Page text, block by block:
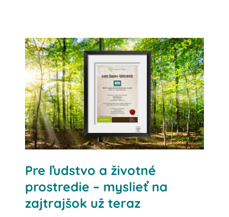
SELBST EINEN BAUM PFLANZEN
Pre ľudstvo a životné
prostredie – myslieť na
zajtrajšok už teraz